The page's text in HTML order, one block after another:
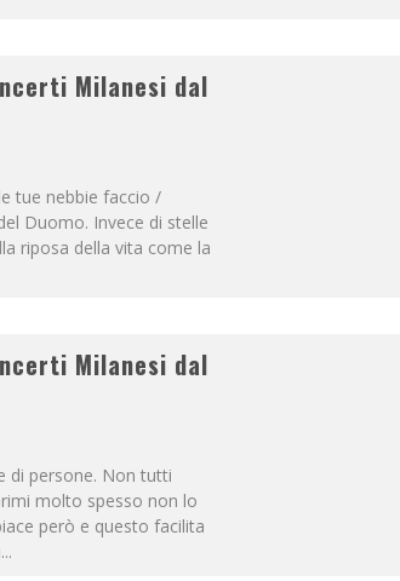
Milanesi dal
tue nebbie faccio /
Duomo. Invece di stelle
riposa della vita come la
Milanesi dal
di persone. Non tutti
molto spesso non lo
però e questo facilita
...